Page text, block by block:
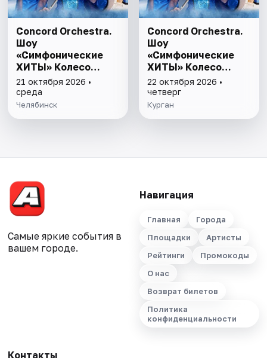
Concord Orchestra.
Шоу
«Симфонические
ХИТЫ» Колесо
любви
21 октября 2026 •
среда
Челябинск
Concord Orchestra.
Шоу
«Симфонические
ХИТЫ» Колесо
любви
22 октября 2026 •
четверг
Курган
Самые яркие события в
вашем городе.
Навигация
Главная
Города
Площадки
Артисты
Рейтинги
Промокоды
О нас
Возврат билетов
Политика
конфиденциальности
Контакты